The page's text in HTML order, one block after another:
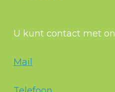
U kunt contact met
Mail